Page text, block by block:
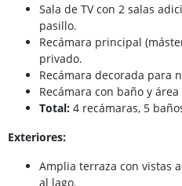
Sala de TV con 2 salas
pasillo.
Recámara principal
privado.
Recámara decorada para
Recámara con baño y
Total: 4 recámaras, 5
Exteriores:
Amplia terraza con vistas
al lago.